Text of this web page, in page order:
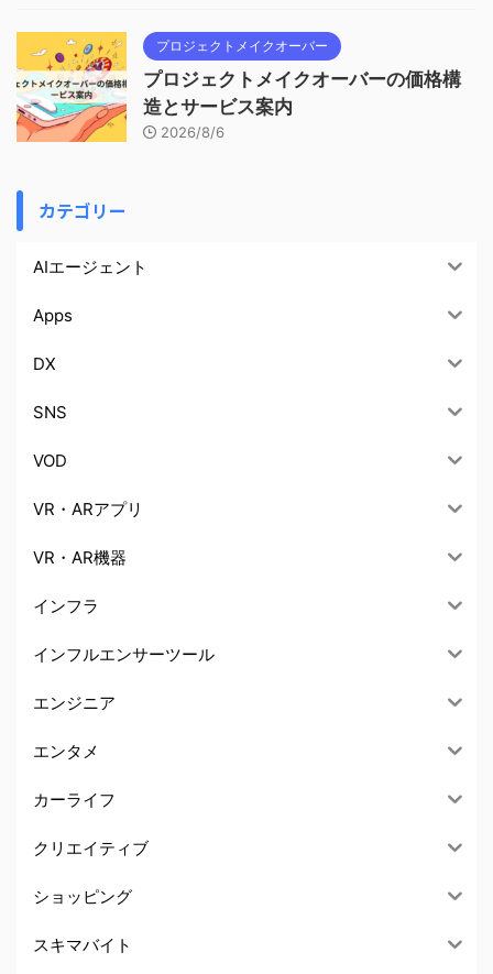
プロジェクトメイクオーバー
プロジェクトメイクオーバーの価格構
造とサービス案内
2026/8/6
カテゴリー
AIエージェント
Apps
DX
SNS
VOD
VR・ARアプリ
VR・AR機器
インフラ
インフルエンサーツール
エンジニア
エンタメ
カーライフ
クリエイティブ
ショッピング
スキマバイト